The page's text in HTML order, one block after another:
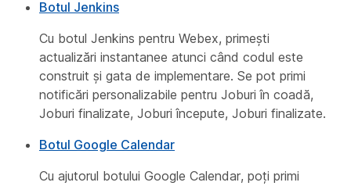
Botul Jenkins
Cu botul Jenkins pentru Webex, primești
actualizări instantanee atunci când codul este
construit și gata de implementare. Se pot primi
notificări personalizabile pentru Joburi în coadă,
Joburi finalizate, Joburi începute, Joburi finalizate.
Botul Google Calendar
Cu ajutorul botului Google Calendar, poți primi